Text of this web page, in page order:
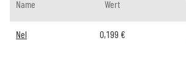
Name Wert
Nel 0,199 €